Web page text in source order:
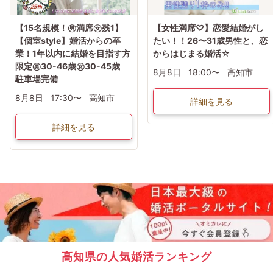
【15名規模！㊚満席㊛残1】
【個室style】婚活からの卒
業！1年以内に結婚を目指す方
限定㊚30-46歳㊛30-45歳
駐車場完備
8月8日
17:30〜 高知市
詳細を見る
【女性満席♡】恋愛結婚がし
たい！！26〜31歳男性と、恋
からはじまる婚活☆
8月8日
18:00〜 高知市
詳細を見る
高知県の人気婚活ランキング